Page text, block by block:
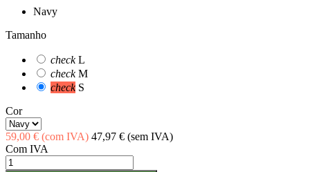
Navy
Tamanho
check L
check M
check S
Cor
59,00 € (com IVA) 47,97 € (sem IVA)
Com IVA